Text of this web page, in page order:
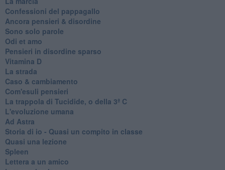
Confessioni del pappagallo
Ancora pensieri & disordine
Sono solo parole
Odi et amo
Pensieri in disordine sparso
Vitamina D
La strada
Caso & cambiamento
Com'esuli pensieri
La trappola di Tucidide, o della 3ª C
L'evoluzione umana
Ad Astra
Storia di io - Quasi un compito in classe
Quasi una lezione
Spleen
Lettera a un amico